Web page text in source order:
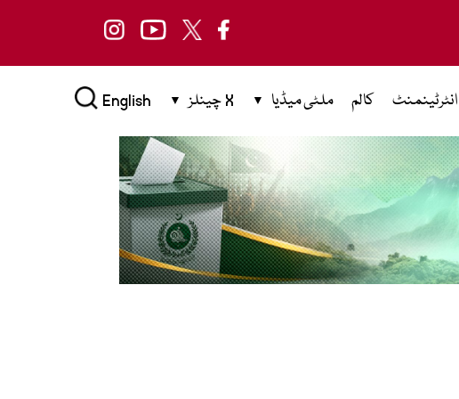
انٹرٹینمنٹ کالم ملٹی میڈیا X چینلز English